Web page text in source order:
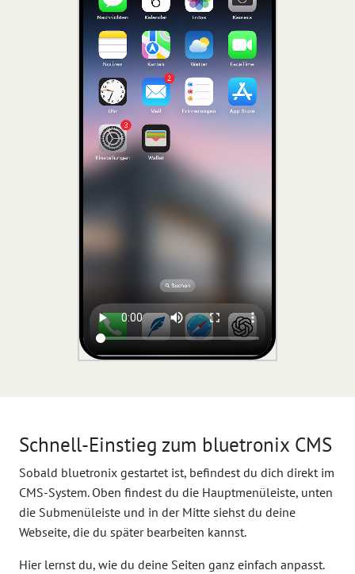
Schnell-Einstieg zum bluetronix CMS
Sobald bluetronix gestartet ist, befindest du dich direkt im
CMS-System. Oben findest du die Hauptmenüleiste, unten
die Submenüleiste und in der Mitte siehst du deine
Webseite, die du später bearbeiten kannst.
Hier lernst du, wie du deine Seiten ganz einfach anpasst.